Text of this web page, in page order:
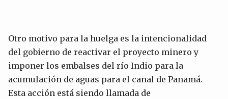
Otro motivo para la huelga es la intencionalidad
del gobierno de reactivar el proyecto minero y
imponer los embalses del río Indio para la
acumulación de aguas para el canal de Panamá.
Esta acción está siendo llamada de